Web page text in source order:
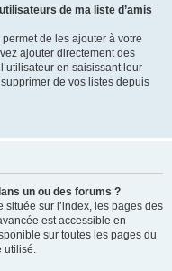
de ma liste d’amis
de les ajouter à votre
ajouter directement des
en saisissant leur
de vos listes depuis
un ou des forums ?
sur l’index, les pages des
est accessible en
sur toutes les pages du
utilisé.